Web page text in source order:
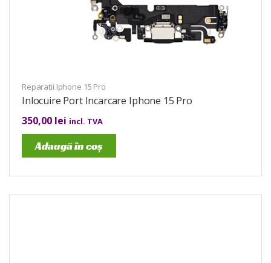
Reparatii Iphone 15 Pro
Inlocuire Port Incarcare Iphone 15 Pro
350,00 lei incl. TVA
Adaugă în coș